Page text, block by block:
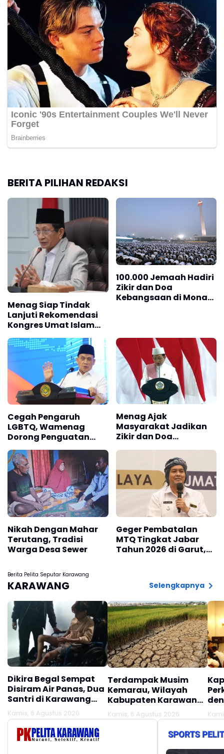
BERITA PILIHAN REDAKSI
Menag Siap Tindak
Lanjuti Rekomendasi
Kongres Umat Islam
VIII
100.000 Jemaah Hadiri
Zikir dan Doa
Kebangsaan di Monas,
Cegah Pengaruh
LGBTQ, Wamenag
Dorong Penguatan
Nilai Al-Qur'an
Menag Ajak
Masyarakat Jadikan
Zikir dan Doa
Ikhtiar Membangun
Bangsa
Nikah Dengan Mahar
Terutang, Tradisi
Warga Desa Sewer
Geger Pembatalan
MTQ Tingkat Jabar
Tahun 2026 di Garut,
Berita Pelita Seputar Karawang
KARAWANG Selengkapnya
Dikira Begal Sempat
Disiram Air Panas, Dua
Santri di Karawang
Terluka Akibat Aksi
Oknum Linmas
Kamis, 6 Agustus 2026
Terdampak Musim
Kemarau, Wilayah
Kabupaten Karawang
Kekeringan Makin
Meluas
Kamis, 6 Agustus 2026